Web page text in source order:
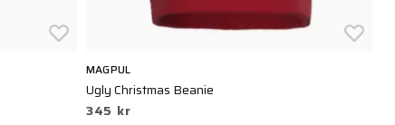
MAGPUL
Ugly Christmas Beanie
345 kr